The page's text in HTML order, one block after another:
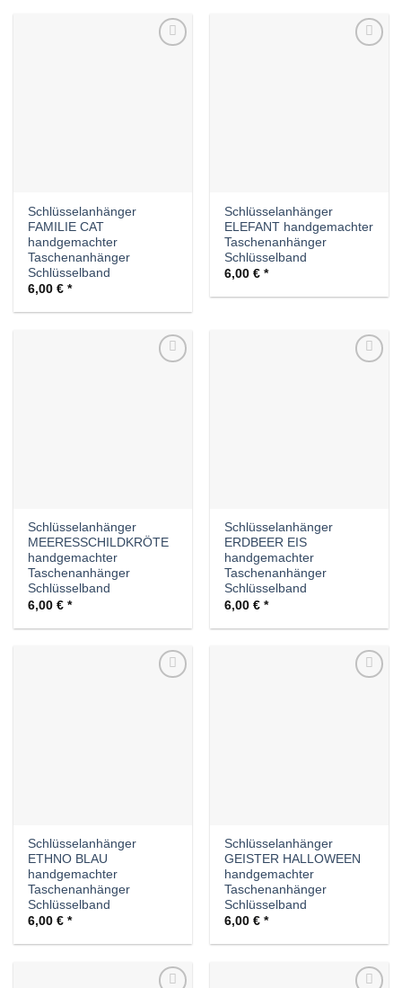
Schlüsselanhänger
FAMILIE CAT
handgemachter
Taschenanhänger
Schlüsselband
6,00€
Schlüsselanhänger
ELEFANT handgemachter
Taschenanhänger
Schlüsselband
6,00€
Schlüsselanhänger
MEERESSCHILDKRÖTE
handgemachter
Taschenanhänger
Schlüsselband
6,00€
Schlüsselanhänger
ERDBEER EIS
handgemachter
Taschenanhänger
Schlüsselband
6,00€
Schlüsselanhänger
ETHNO BLAU
handgemachter
Taschenanhänger
Schlüsselband
6,00€
Schlüsselanhänger
GEISTER HALLOWEEN
handgemachter
Taschenanhänger
Schlüsselband
6,00€